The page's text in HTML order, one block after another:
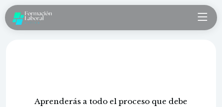
Aprenderás a todo el proceso que debe